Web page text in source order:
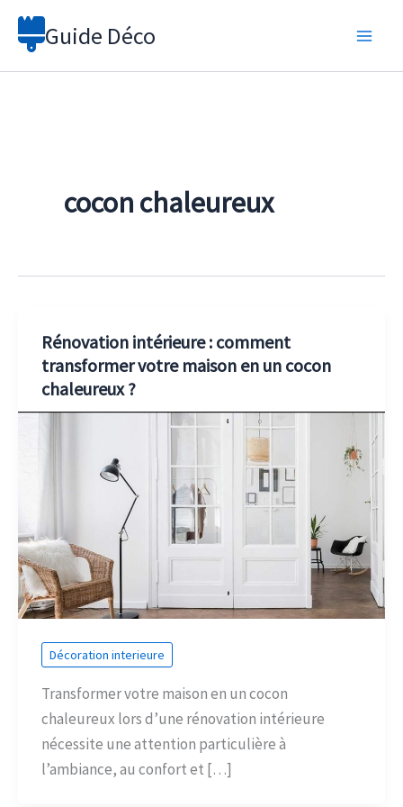
Aller
Guide Déco
cocon chaleureux
Rénovation intérieure : comment
transformer votre maison en un cocon
chaleureux ?
Décoration interieure
Transformer votre maison en un cocon
chaleureux lors d’une rénovation intérieure
nécessite une attention particulière à
l’ambiance, au confort et […]